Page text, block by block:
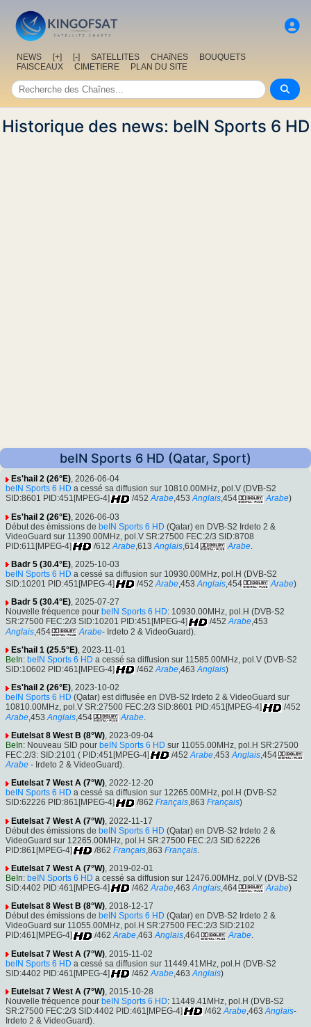
NEWS [+] [-] SATELLITES CHAîNES
BOUQUETS
FAISCEAUX
CIMETIERE PLAN DU SITE
Historique des news: beIN Sports 6 HD
beIN Sports 6 HD (Qatar, Sport)
Es'hail 2 (26°E), 2026-06-04
beIN Sports 6 HD a cessé sa diffusion sur 10810.00MHz, pol.V (DVB-S2
SID:8601 PID:451[MPEG-4]
/452 Arabe,453 Anglais,454 Arabe)
Es'hail 2 (26°E) , 2026-06-03
Début des émissions de beIN Sports 6 HD (Qatar) en DVB-S2 Irdeto 2 &
VideoGuard sur 11390.00MHz, pol.V SR:27500 FEC:2/3 SID:8708
PID:611[MPEG-4]
/612 Arabe ,613 Anglais ,614 Arabe
Badr 5 (30.4°E), 2025-10-03
beIN Sports 6 HD a cessé sa diffusion sur 10930.00MHz, pol.H (DVB-S2
SID:10201 PID:451[MPEG-4]
/452 Arabe,453 Anglais,454 Arabe)
Badr 5 (30.4°E), 2025-07-27
Nouvelle fréquence pour beIN Sports 6 HD: 10930.00MHz, pol.H (DVB-S2
SR:27500 FEC:2/3 SID:10201 PID:451[MPEG-4]
/452 Arabe,453
Anglais ,454 Arabe- Irdeto 2 & VideoGuard).
Es'hail 1 (25.5°E), 2023-11-01
BeIn: beIN Sports 6 HD a cessé sa diffusion sur 11585.00MHz, pol.V (DVB-S2
SID:10602 PID:461[MPEG-4]
/462 Arabe,463 Anglais)
Es'hail 2 (26°E), 2023-10-02
beIN Sports 6 HD (Qatar) est diffusée en DVB-S2 Irdeto 2 & VideoGuard sur
10810.00MHz, pol.V SR:27500 FEC:2/3 SID:8601 PID:451[MPEG-4]
/452
Arabe ,453 Anglais ,454 Arabe
Eutelsat 8 West B (8°W), 2023-09-04
BeIn: Nouveau SID pour beIN Sports 6 HD sur 11055.00MHz, pol.H SR:27500
FEC:2/3: SID:2101 ( PID:451[MPEG-4]
/452 Arabe,453 Anglais,454
Arabe - Irdeto 2 & VideoGuard).
Eutelsat 7 West A (7°W), 2022-12-20
beIN Sports 6 HD a cessé sa diffusion sur 12265.00MHz, pol.H (DVB-S2
SID:62226 PID:861[MPEG-4]
/862 Français,863 Français)
Eutelsat 7 West A (7°W) , 2022-11-17
Début des émissions de beIN Sports 6 HD (Qatar) en DVB-S2 Irdeto 2 &
VideoGuard sur 12265.00MHz, pol.H SR:27500 FEC:2/3 SID:62226
PID:861[MPEG-4]
/862 Français ,863 Français
Eutelsat 7 West A (7°W), 2019-02-01
BeIn: beIN Sports 6 HD a cessé sa diffusion sur 12476.00MHz, pol.V (DVB-S2
SID:4402 PID:461[MPEG-4]
/462 Arabe,463 Anglais,464 Arabe)
Eutelsat 8 West B (8°W), 2018-12-17
Début des émissions de beIN Sports 6 HD (Qatar) en DVB-S2 Irdeto 2 &
VideoGuard sur 11055.00MHz, pol.H SR:27500 FEC:2/3 SID:2102
PID:461[MPEG-4]
/462 Arabe,463 Anglais,464 Arabe.
Eutelsat 7 West A (7°W) , 2015-11-02
beIN Sports 6 HD a cessé sa diffusion sur 11449.41MHz, pol.H (DVB-S2
SID:4402 PID:461[MPEG-4]
/462 Arabe ,463 Anglais)
Eutelsat 7 West A (7°W), 2015-10-28
Nouvelle fréquence pour beIN Sports 6 HD: 11449.41MHz, pol.H (DVB-S2
SR:27500 FEC:2/3 SID:4402 PID:461[MPEG-4]
/462 Arabe,463 Anglais-
Irdeto 2 & VideoGuard).